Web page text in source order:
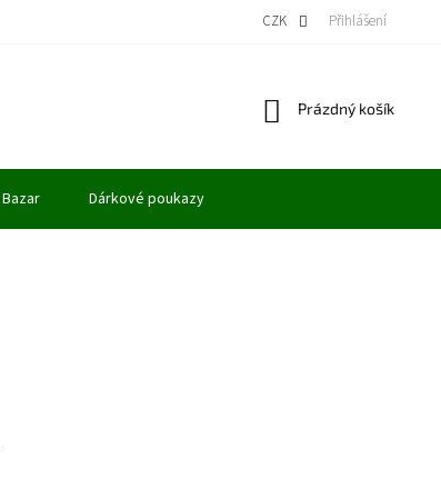
VÝKUP MODELŮ
CZK Přihlášení
Nákupní
Prázdný košík
Bazar Dárkové poukazy